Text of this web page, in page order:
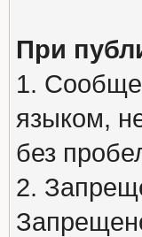
При
1.
языком,
без
2.